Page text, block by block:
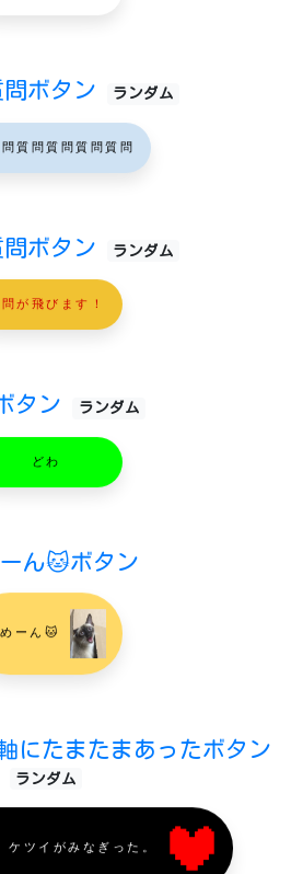
ボタン ランダム
質問質問質問質問
ボタン ランダム
が飛びます！
タン ランダム
どわ
ん🐱ボタン
ーん🐱
にたまたまあったボタン
ランダム
ツイがみなぎった。